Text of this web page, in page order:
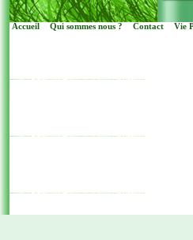
Accueil Qui sommes nous ? Contact Vie